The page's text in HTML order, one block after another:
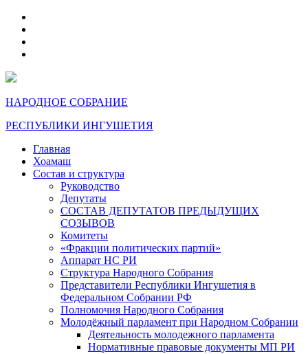
НАРОДНОЕ СОБРАНИЕ
РЕСПУБЛИКИ ИНГУШЕТИЯ
Главная
Хоамаш
Состав и структура
Руководство
Депутаты
СОСТАВ ДЕПУТАТОВ ПРЕДЫДУЩИХ
СОЗЫВОВ
Комитеты
«Фракции политических партий»
Аппарат НС РИ
Структура Народного Собрания
Представители Республики Ингушетия в
Федеральном Собрании РФ
Полномочия Народного Собрания
Молодёжный парламент при Народном Собрании
Деятельность молодежного парламента
Нормативные правовые документы МП РИ